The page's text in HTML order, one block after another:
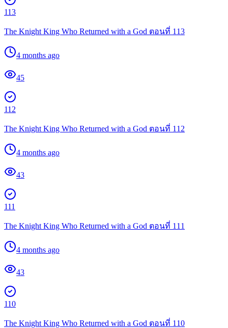
113
The Knight King Who Returned with a God ตอนที่ 113
4 months ago
45
112
The Knight King Who Returned with a God ตอนที่ 112
4 months ago
43
111
The Knight King Who Returned with a God ตอนที่ 111
4 months ago
43
110
The Knight King Who Returned with a God ตอนที่ 110